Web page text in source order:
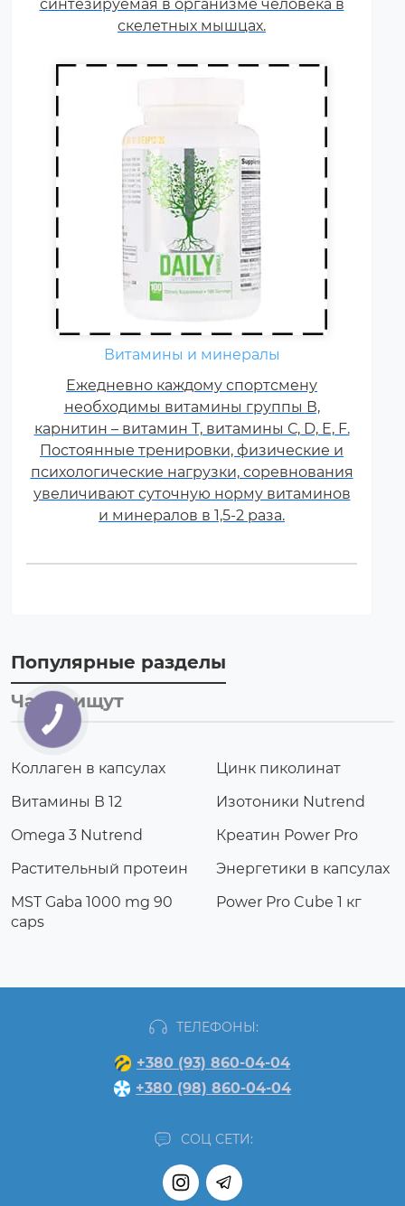
синтезируемая в организме человека в
скелетных мышцах.
витаминов и минералов в 1,5-2
Витамины и минералы
Ежедневно каждому спортсмену
необходимы витамины группы В,
карнитин – витамин Т, витамины С, D, E, F.
Постоянные тренировки, физические и
психологические нагрузки, соревнования
увеличивают суточную норму витаминов
и минералов в 1,5-2 раза.
Популярные разделы
Часто ищут
Коллаген в капсулах
Цинк пиколинат
Витамины В 12
Изотоники Nutrend
Omega 3 Nutrend
Креатин Power Pro
Растительный протеин
Энергетики в капсулах
MST Gaba 1000 mg 90
caps
Power Pro Cube 1 кг
ТЕЛЕФОНЫ:
+380 (93) 860-04-04
+380 (98) 860-04-04
СОЦ СЕТИ: